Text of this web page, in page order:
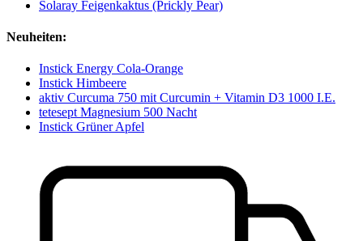
Solaray Feigenkaktus (Prickly Pear)
Neuheiten:
Instick Energy Cola-Orange
Instick Himbeere
aktiv Curcuma 750 mit Curcumin + Vitamin D3 1000 I.E.
tetesept Magnesium 500 Nacht
Instick Grüner Apfel